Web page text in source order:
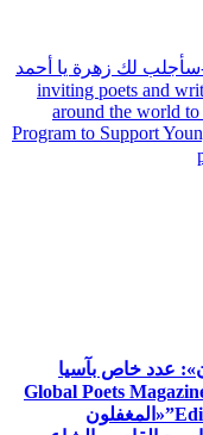
لك زهرة يا أحمد
" inviting poets and
around the world
Program to Support
عدد خاص بآسيا
Global Poets
«المغفلون